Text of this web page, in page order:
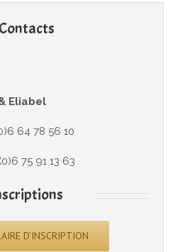
Eliabel
64 78 56 10